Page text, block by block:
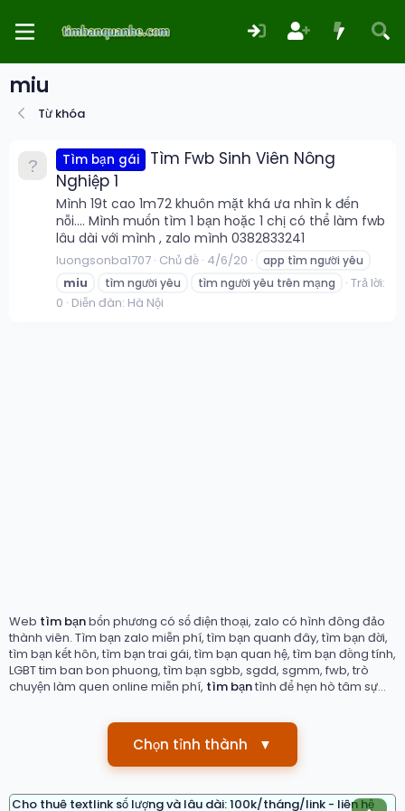
miu
Từ khóa
Tìm bạn gái
Tìm Fwb Sinh Viên Nông
Nghiệp 1
Mình 19t cao 1m72 khuôn mặt khá ưa nhìn k đến
nỗi.... Mình muốn tìm 1 bạn hoặc 1 chị có thể làm fwb
lâu dài với mình , zalo mình 0382833241
luongsonba1707 Chủ đề 4/6/20
app tìm người yêu
miu
tìm người yêu tìm người yêu trên mạng
Trả lời:
0 Diễn đàn: Hà Nội
Web tìm bạnbốn phương có số điện thoại, zalo có hình đông đảo
thành viên. Tìm bạn zalo miễn phí, tìm bạn quanh đây, tìm bạn đời,
tìm bạn kết hôn, tìm bạn trai gái, tìm bạn quan hệ, tìm bạn đồng tính,
LGBT tim ban bon phuong, tìm bạn sgbb, sgdd, sgmm, fwb, trò
chuyện làm quen online miễn phí, tìm bạntình để hẹn hò tâm sự...
Chọn tỉnh thành ▼
Cho thuê textlink số lượng và lâu dài: 100k/tháng/link - liên hệ